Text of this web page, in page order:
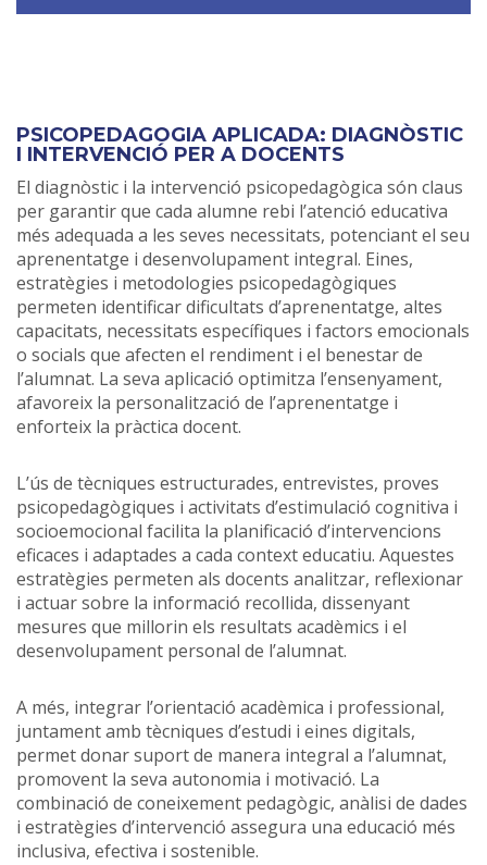
PSICOPEDAGOGIA APLICADA: DIAGNÒSTIC
I INTERVENCIÓ PER A DOCENTS
El diagnòstic i la intervenció psicopedagògica són claus
per garantir que cada alumne rebi l’atenció educativa
més adequada a les seves necessitats, potenciant el seu
aprenentatge i desenvolupament integral. Eines,
estratègies i metodologies psicopedagògiques
permeten identificar dificultats d’aprenentatge, altes
capacitats, necessitats específiques i factors emocionals
o socials que afecten el rendiment i el benestar de
l’alumnat. La seva aplicació optimitza l’ensenyament,
afavoreix la personalització de l’aprenentatge i
enforteix la pràctica docent.
L’ús de tècniques estructurades, entrevistes, proves
psicopedagògiques i activitats d’estimulació cognitiva i
socioemocional facilita la planificació d’intervencions
eficaces i adaptades a cada context educatiu. Aquestes
estratègies permeten als docents analitzar, reflexionar
i actuar sobre la informació recollida, dissenyant
mesures que millorin els resultats acadèmics i el
desenvolupament personal de l’alumnat.
A més, integrar l’orientació acadèmica i professional,
juntament amb tècniques d’estudi i eines digitals,
permet donar suport de manera integral a l’alumnat,
promovent la seva autonomia i motivació. La
combinació de coneixement pedagògic, anàlisi de dades
i estratègies d’intervenció assegura una educació més
inclusiva, efectiva i sostenible.